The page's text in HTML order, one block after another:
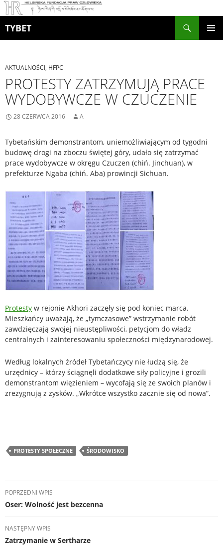
TYBET
AKTUALNOŚCI, HFPC
PROTESTY ZATRZYMUJĄ PRACE
WYDOBYWCZE W CZUCZENIE
28 CZERWCA 2016 A
Tybetańskim demonstrantom, uniemożliwiającym od tygodni
budowę drogi na zboczu świętej góry, udało się zatrzymać
prace wydobywcze w okręgu Czuczen (chiń. Jinchuan), w
prefekturze Ngaba (chiń. Aba) prowincji Sichuan.
Protesty w rejonie Akhori zaczęły się pod koniec marca.
Mieszkańcy uważają, że „tymczasowe” wstrzymanie robót
zawdzięczają swojej nieustępliwości, petycjom do władz
centralnych i zainteresowaniu społeczności międzynarodowej.
Według lokalnych źródeł Tybetańczycy nie łudzą się, że
urzędnicy – którzy ściągnęli dodatkowe siły policyjne i grozili
demonstrantom więzieniem – wycofają się ze swoich planów i
zrezygnują z zysków. „Wkrótce wszystko zacznie się od nowa”.
PROTESTY SPOŁECZNE ŚRODOWISKO
Nawigacja
wpisu
POPRZEDNI WPIS
Oser: Wolność jest bezcenna
NASTĘPNY WPIS
Zatrzymanie w Sertharze